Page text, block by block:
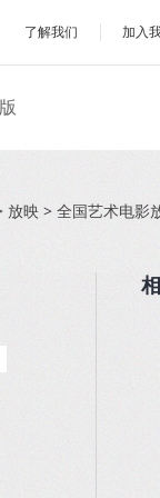
了解我们 加入
放映 > 全国艺术电影